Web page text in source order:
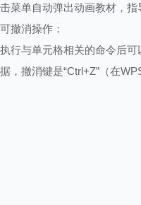
击菜单自动弹出动画教材，指
可撤消操作：
执行与单元格相关的命令后
据，撤消键是“Ctrl+Z”（在